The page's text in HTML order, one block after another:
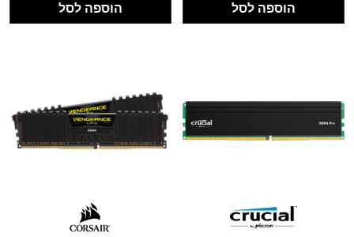
הוספה לסל הוספה לסל